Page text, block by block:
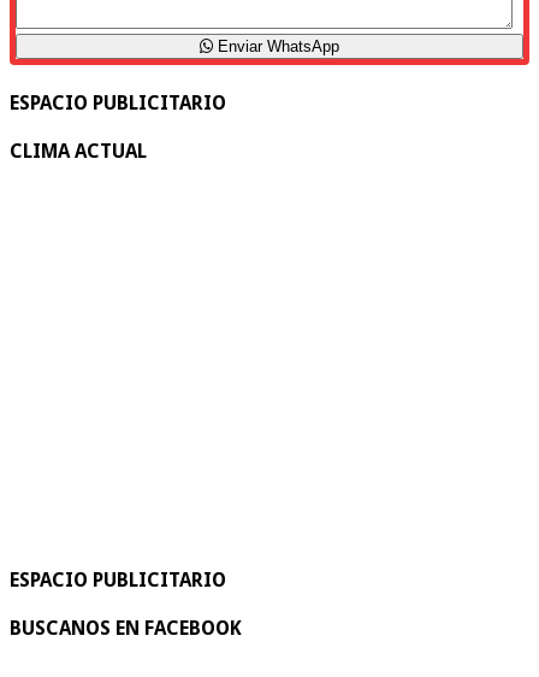
Enviar WhatsApp
ESPACIO PUBLICITARIO
CLIMA ACTUAL
ESPACIO PUBLICITARIO
BUSCANOS EN FACEBOOK